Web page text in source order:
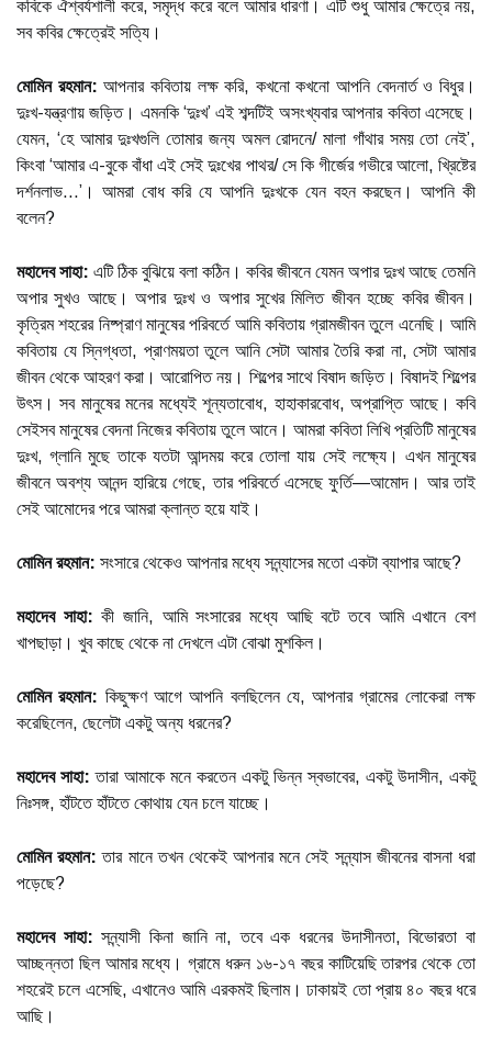
কবিকে ঐশ্বর্যশালী করে, সমৃদ্ধ করে বলে আমার ধারণা। এটি শুধু আমার ক্ষেত্রে নয়,
সব কবির ক্ষেত্রেই সত্যি।
মোমিন রহমান: আপনার কবিতায় লক্ষ করি, কখনো কখনো আপনি বেদনার্ত ও বিধুর।
দুঃখ-যন্ত্রণায় জড়িত। এমনকি ‘দুঃখ’ এই শব্দটিই অসংখ্যবার আপনার কবিতা এসেছে।
যেমন, ‘হে আমার দুঃখগুলি তোমার জন্য অমল রোদনে/ মালা গাঁথার সময় তো নেই’,
কিংবা ‘আমার এ-বুকে বাঁধা এই সেই দুঃখের পাথর/ সে কি গীর্জের গভীরে আলো, খ্রিষ্টের
দর্শনলাভ...’। আমরা বোধ করি যে আপনি দুঃখকে যেন বহন করছেন। আপনি কী
বলেন?
মহাদেব সাহা: এটি ঠিক বুঝিয়ে বলা কঠিন। কবির জীবনে যেমন অপার দুঃখ আছে তেমনি
অপার সুখও আছে। অপার দুঃখ ও অপার সুখের মিলিত জীবন হচ্ছে কবির জীবন।
কৃত্রিম শহরের নিষ্প্রাণ মানুষের পরিবর্তে আমি কবিতায় গ্রামজীবন তুলে এনেছি। আমি
কবিতায় যে স্নিগ্ধতা, প্রাণময়তা তুলে আনি সেটা আমার তৈরি করা না, সেটা আমার
জীবন থেকে আহরণ করা। আরোপিত নয়। শিল্পের সাথে বিষাদ জড়িত। বিষাদই শিল্পের
উৎস। সব মানুষের মনের মধ্যেই শূন্যতাবোধ, হাহাকারবোধ, অপ্রাপ্তি আছে। কবি
সেইসব মানুষের বেদনা নিজের কবিতায় তুলে আনে। আমরা কবিতা লিখি প্রতিটি মানুষের
দুঃখ, গ্লানি মুছে তাকে যতটা আন্দময় করে তোলা যায় সেই লক্ষ্যে। এখন মানুষের
জীবনে অবশ্য আনন্দ হারিয়ে গেছে, তার পরিবর্তে এসেছে ফুর্তি—আমোদ। আর তাই
সেই আমোদের পরে আমরা ক্লান্ত হয়ে যাই।
মোমিন রহমান: সংসারে থেকেও আপনার মধ্যে সন্ন্যাসের মতো একটা ব্যাপার আছে?
মহাদেব সাহা: কী জানি, আমি সংসারের মধ্যে আছি বটে তবে আমি এখানে বেশ
খাপছাড়া। খুব কাছে থেকে না দেখলে এটা বোঝা মুশকিল।
মোমিন রহমান: কিছুক্ষণ আগে আপনি বলছিলেন যে, আপনার গ্রামের লোকেরা লক্ষ
করেছিলেন, ছেলেটা একটু অন্য ধরনের?
মহাদেব সাহা:তারা আমাকে মনে করতেন একটু ভিন্ন স্বভাবের, একটু উদাসীন, একটু
নিঃসঙ্গ, হাঁটতে হাঁটতে কোথায় যেন চলে যাচ্ছে।
মোমিন রহমান:তার মানে তখন থেকেই আপনার মনে সেই সন্ন্যাস জীবনের বাসনা ধরা
পড়েছে?
মহাদেব সাহা:সন্ন্যাসী কিনা জানি না, তবে এক ধরনের উদাসীনতা, বিভোরতা বা
আচ্ছন্নতা ছিল আমার মধ্যে। গ্রামে ধরুন ১৬-১৭ বছর কাটিয়েছি তারপর থেকে তো
শহরেই চলে এসেছি, এখানেও আমি এরকমই ছিলাম। ঢাকায়ই তো প্রায় ৪০ বছর ধরে
আছি।